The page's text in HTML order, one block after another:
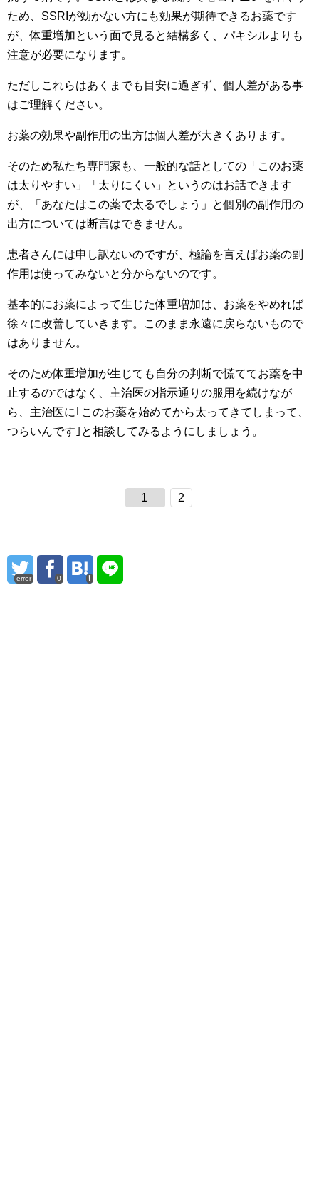
ため、SSRIが効かない方にも効果が期待できるお薬です
が、体重増加という面で見ると結構多く、パキシルよりも
注意が必要になります。
ただしこれらはあくまでも目安に過ぎず、個人差がある事
はご理解ください。
お薬の効果や副作用の出方は個人差が大きくあります。
そのため私たち専門家も、一般的な話としての「このお薬
は太りやすい」「太りにくい」というのはお話できます
が、「あなたはこの薬で太るでしょう」と個別の副作用の
出方については断言はできません。
患者さんには申し訳ないのですが、極論を言えばお薬の副
作用は使ってみないと分からないのです。
基本的にお薬によって生じた体重増加は、お薬をやめれば
徐々に改善していきます。このまま永遠に戻らないもので
はありません。
そのため体重増加が生じても自分の判断で慌ててお薬を中
止するのではなく、主治医の指示通りの服用を続けなが
ら、主治医に｢このお薬を始めてから太ってきてしまって、
つらいんです｣と相談してみるようにしましょう。
1 2
error 0